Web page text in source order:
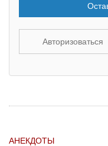
Авторизоваться
АНЕКДОТЫ